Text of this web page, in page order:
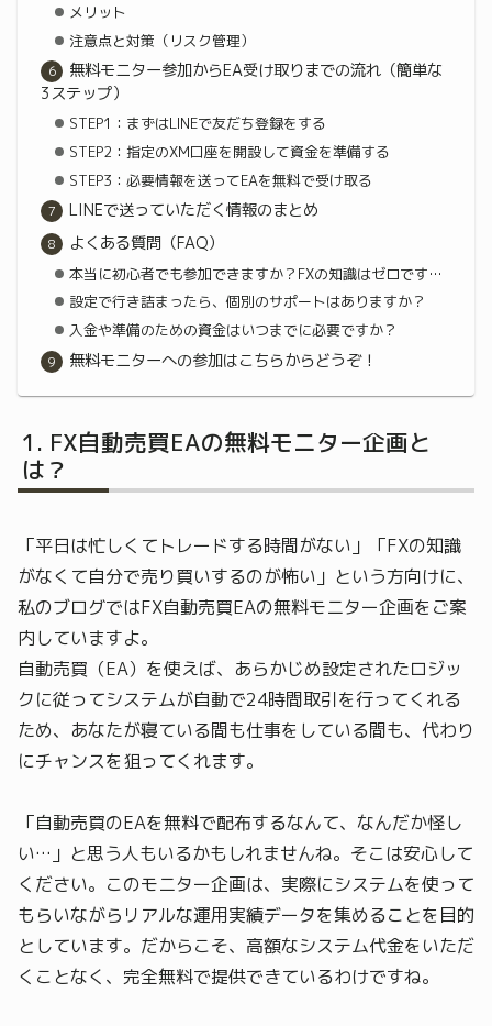
メリット
注意点と対策（リスク管理）
無料モニター参加からEA受け取りまでの流れ（簡単な
3ステップ）
STEP1：まずはLINEで友だち登録をする
STEP2：指定のXM口座を開設して資金を準備する
STEP3：必要情報を送ってEAを無料で受け取る
LINEで送っていただく情報のまとめ
よくある質問（FAQ）
本当に初心者でも参加できますか？FXの知識はゼロです…
設定で行き詰まったら、個別のサポートはありますか？
入金や準備のための資金はいつまでに必要ですか？
無料モニターへの参加はこちらからどうぞ！
FX自動売買EAの無料モニター企画と
は？
「平日は忙しくてトレードする時間がない」「FXの知識
がなくて自分で売り買いするのが怖い」という方向けに、
私のブログではFX自動売買EAの無料モニター企画をご案
内していますよ。
自動売買（EA）を使えば、あらかじめ設定されたロジッ
クに従ってシステムが自動で24時間取引を行ってくれる
ため、あなたが寝ている間も仕事をしている間も、代わり
にチャンスを狙ってくれます。
「自動売買のEAを無料で配布するなんて、なんだか怪し
い…」と思う人もいるかもしれませんね。そこは安心して
ください。このモニター企画は、実際にシステムを使って
もらいながらリアルな運用実績データを集めることを目的
としています。だからこそ、高額なシステム代金をいただ
くことなく、完全無料で提供できているわけですね。